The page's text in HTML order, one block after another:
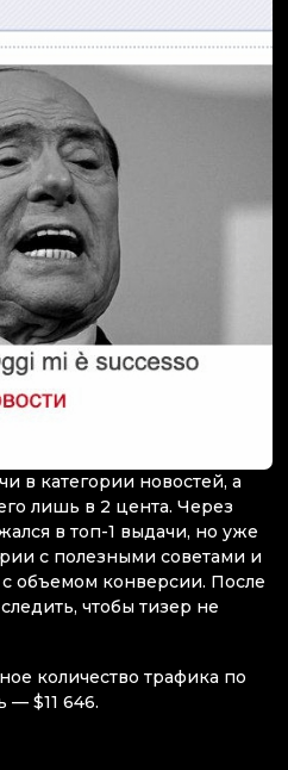
в категории новостей, а
лишь в 2 цента. Через
в топ-1 выдачи, но уже
с полезными советами и
объемом конверсии. После
чтобы тизер не
количество трафика по
— $11 646.